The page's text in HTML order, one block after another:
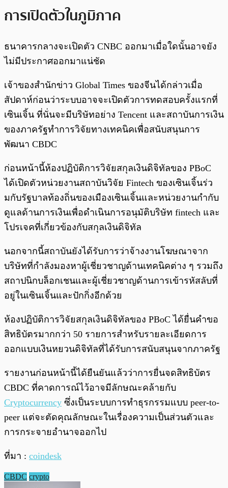
การเปิดตัวในภูมิภาค
ธนาคารกลางจะเปิดตัว CNBC ออกมาเมื่อใดนั้นอาจยัง
ไม่มีประกาศออกมาแน่ชัด
เจ้าของสำนักข่าว Global Times ของจีนได้กล่าวเมื่อ
สัปดาห์ก่อนว่าระบบอาจจะเปิดตัวการทดสอบครั้งแรกที่
เซินเจิ้น ที่นั่นจะมีบริษัทอย่าง Tencent และสถาบันการเงิน
ของภาครัฐทำการวิจัยทางเทคนิคเพื่อสนับสนุนการ
พัฒนา CBDC
ก่อนหน้านี้ห้องปฏิบัติการวิจัยสกุลเงินดิจิทัลของ PBoC
ได้เปิดตัวหน่วยงานสถาบันวิจัย Fintech ของเซินเจิ้นร่ว
มกับรัฐบาลท้องถิ่นของเมืองเซินเจิ้นและหน่วยงานกำกับ
ดูแลด้านการเงินเพื่อดำเนินการอนุมัติบริษัท fintech และ
โปรเจคที่เกี่ยวข้องกับสกุลเงินดิจิทัล
นอกจากนี้สถาบันยังได้รับการว่าจ้างงานโฆษณาจาก
บริษัทที่กำลังมองหาผู้เชี่ยวชาญด้านเทคนิคต่าง ๆ รวมถึง
สถาปนิกบล็อกเชนและผู้เชี่ยวชาญด้านการเข้ารหัสลับที่
อยู่ในเซินเจิ้นและปักกิ่งอีกด้วย
ห้องปฏิบัติการวิจัยสกุลเงินดิจิทัลของ PBoC ได้ยื่นคำขอ
สิทธิบัตรมากกว่า 50 รายการสำหรับรายละเอียดการ
ออกแบบเงินหยวนดิจิทัลที่ได้รับการสนับสนุนจากภาครัฐ
รายงานก่อนหน้านี้ได้ยืนยันแล้วว่าการยื่นจดสิทธิบัตร
CBDC ที่คาดการณ์ไว้อาจมีลักษณะคล้ายกับ
Cryptocurrency ซึ่งเป็นระบบการทำธุรกรรมแบบ peer-to-
peer แต่จะตัดคุณลักษณะในเรื่องความเป็นส่วนตัวและ
การกระจายอำนาจออกไป
ที่มา : coindesk
CBDC crypto